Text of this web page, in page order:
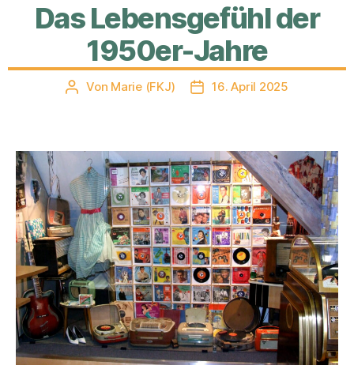
Das Lebensgefühl der
1950er-Jahre
Beitragsautor
Von Marie (FKJ) Veröffentlichungsdatum
16. April 2025